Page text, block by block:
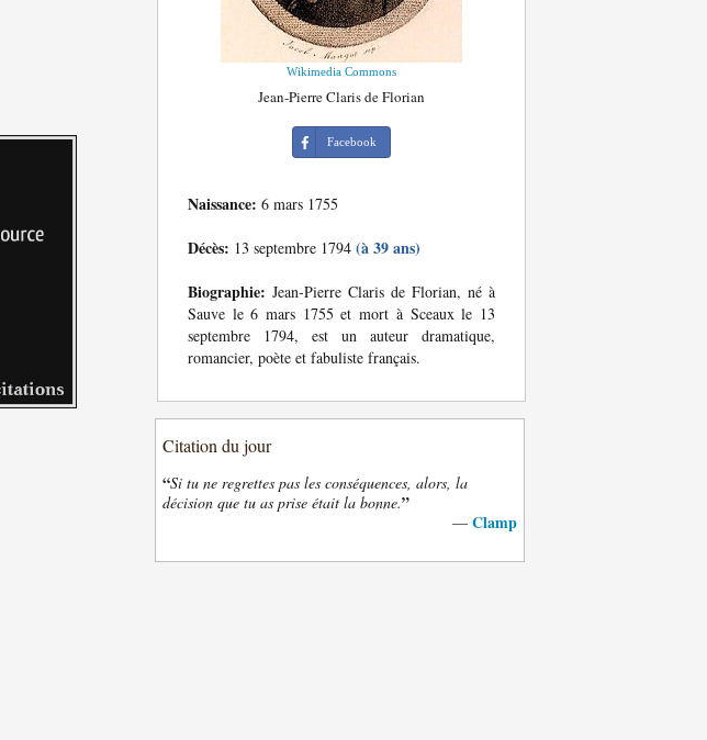
Wikimedia Commons
Jean-Pierre Claris de Florian
Facebook
Naissance: 6 mars 1755
Décès: 13 septembre 1794 (à 39 ans)
Biographie: Jean-Pierre Claris de Florian, né à
Sauve le 6 mars 1755 et mort à Sceaux le 13
septembre 1794, est un auteur dramatique,
romancier, poète et fabuliste français.
Citation du jour
“Si tu ne regrettes pas les conséquences, alors, la
décision que tu as prise était la bonne.”
— Clamp